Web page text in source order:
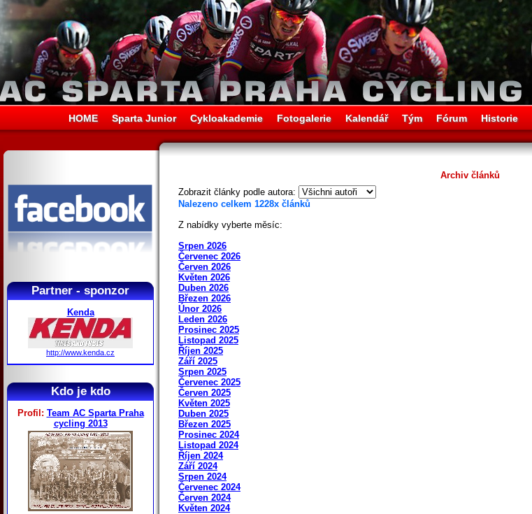
HOME Sparta Junior Cykloakademie Fotogalerie Kalendář Tým Fórum Historie
Partner - sponzor
Kenda
http://www.kenda.cz
Kdo je kdo
Profil: Team AC Sparta Praha
cycling 2013
Archiv článků
Zobrazit články podle autora:
Nalezeno celkem 1228x článků
Z nabídky vyberte měsíc:
Srpen 2026
Červenec 2026
Červen 2026
Květen 2026
Duben 2026
Březen 2026
Únor 2026
Leden 2026
Prosinec 2025
Listopad 2025
Říjen 2025
Září 2025
Srpen 2025
Červenec 2025
Červen 2025
Květen 2025
Duben 2025
Březen 2025
Prosinec 2024
Listopad 2024
Říjen 2024
Září 2024
Srpen 2024
Červenec 2024
Červen 2024
Květen 2024